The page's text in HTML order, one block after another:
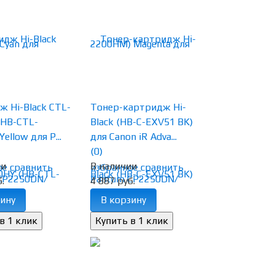
сравнить
Hi-Black CTL-
CTL-
для P...
избранное сравнить
Тонер-картридж Hi-
Black (HB-C-EXV51 BK)
для Canon iR Adva...
(0)
В наличии
4 887 руб.
В корзину